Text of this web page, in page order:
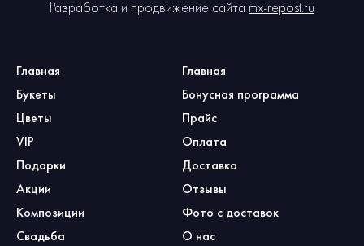
Главная
Букеты
Цветы
VIP
Подарки
Акции
Композиции
Свадьба
Главная
Бонусная программа
Прайс
Оплата
Доставка
Отзывы
Фото с доставок
О нас
Разработка и продвижение сайта mx-repost.ru